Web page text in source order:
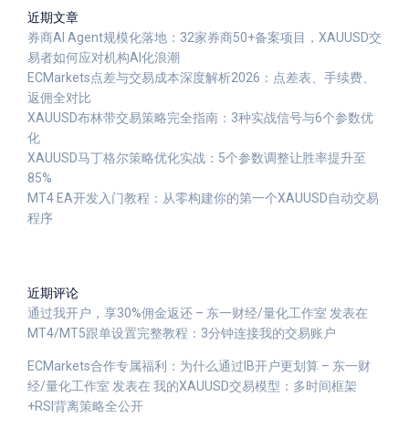
近期文章
券商AI Agent规模化落地：32家券商50+备案项目，XAUUSD交
易者如何应对机构AI化浪潮
ECMarkets点差与交易成本深度解析2026：点差表、手续费、
返佣全对比
XAUUSD布林带交易策略完全指南：3种实战信号与6个参数优
化
XAUUSD马丁格尔策略优化实战：5个参数调整让胜率提升至
85%
MT4 EA开发入门教程：从零构建你的第一个XAUUSD自动交易
程序
近期评论
通过我开户，享30%佣金返还 – 东一财经/量化工作室 发表在
MT4/MT5跟单设置完整教程：3分钟连接我的交易账户
ECMarkets合作专属福利：为什么通过IB开户更划算 – 东一财
经/量化工作室 发表在 我的XAUUSD交易模型：多时间框架
+RSI背离策略全公开